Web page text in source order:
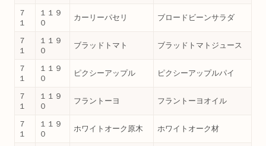
７
１
１１９
０
カーリーパセリ ブロードビーンサラダ
７
１
１１９
０
ブラッドトマト ブラッドトマトジュース
７
１
１１９
０
ピクシーアップル ピクシーアップルパイ
７
１
１１９
０
フラントーヨ フラントーヨオイル
７
１
１１９
０
ホワイトオーク原木 ホワイトオーク材